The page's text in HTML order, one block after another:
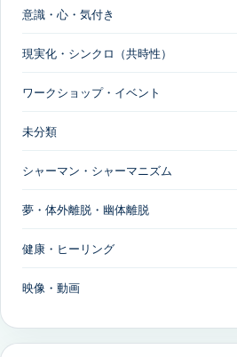
意識・心・気付き
現実化・シンクロ（共時性）
ワークショップ・イベント
未分類
シャーマン・シャーマニズム
夢・体外離脱・幽体離脱
健康・ヒーリング
映像・動画